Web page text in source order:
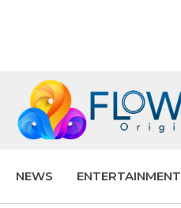
NEWS ENTERTAINMENT